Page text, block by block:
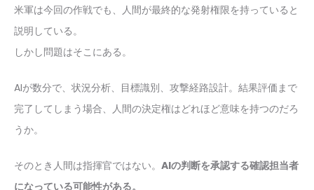
米軍は今回の作戦でも、人間が最終的な発射権限を持っていると
説明している。
しかし問題はそこにある。
AIが数分で、状況分析、目標識別、攻撃経路設計。結果評価まで
完了してしまう場合、人間の決定権はどれほど意味を持つのだろ
うか。
そのとき人間は指揮官ではない。 AIの判断を承認する確認担当者
になっている可能性がある。